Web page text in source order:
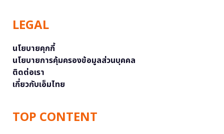
LEGAL
นโยบายคุกกี้
นโยบายการคุ้มครองข้อมูลส่วนบุคคล
ติดต่อเรา
เกี่ยวกับเอ็มไทย
TOP CONTENT